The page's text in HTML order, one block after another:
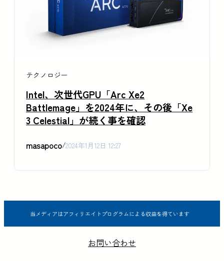
テクノロジー
Intel、次世代GPU「Arc Xe2
Battlemage」を2024年に、その後「Xe
3 Celestial」が続く事を確認
masapoco/2024年1月12日 12:27
当メディアはアフィリエイトプログラムによる収益を得ています
お問い合わせ